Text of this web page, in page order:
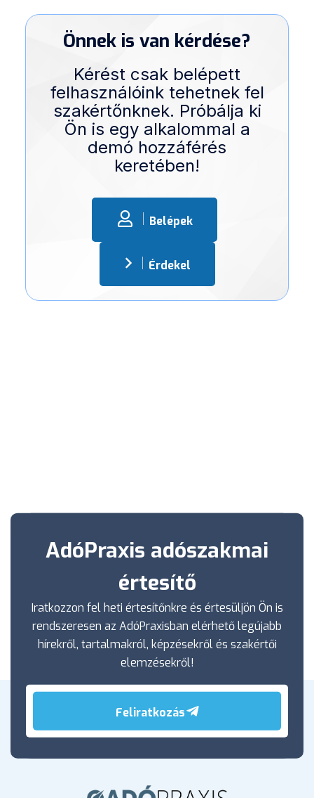
Önnek is van kérdése?
Kérést csak belépett
felhasználóink tehetnek fel
szakértőnknek. Próbálja ki
Ön is egy alkalommal a
demó hozzáférés
keretében!
Belépek
Érdekel
AdóPraxis adószakmai
értesítő
Iratkozzon fel heti értesítőnkre és értesüljön Ön is
rendszeresen az AdóPraxisban elérhető legújabb
hírekről, tartalmakról, képzésekről és szakértői
elemzésekről!
Feliratkozás